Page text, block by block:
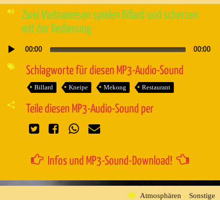
Zwei Vietnamesen spielen Billard und scherzen
mit der Bedienung
Audio-
00:00 00:00
Schlagworte für diesen MP3-Audio-Sound
Billard Kneipe Mekong Restaurant
Teile diesen MP3-Audio-Sound per
Infos und MP3-Sound-Download!
Atmosphären » Sonstige